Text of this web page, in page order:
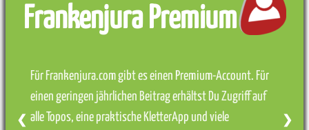
Frankenjura Premium
Für Frankenjura.com gibt es einen Premium-Account. Für
einen geringen jährlichen Beitrag erhältst Du Zugriff auf
alle Topos, eine praktische KletterApp und viele
❮ ❯